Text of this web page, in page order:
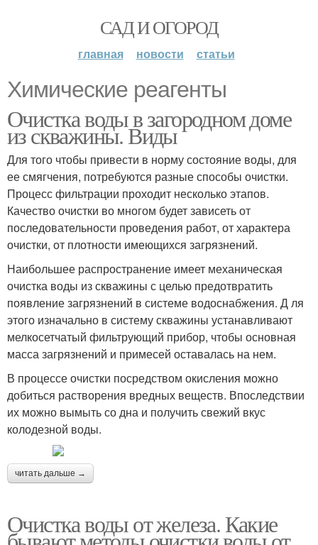
САД И ОГОРОД
главная новости статьи
Химические реагенты
Очистка воды в загородном доме
из скважины. Виды
Для того чтобы привести в норму состояние воды, для
ее смягчения, потребуются разные способы очистки.
Процесс фильтрации проходит несколько этапов.
Качество очистки во многом будет зависеть от
последовательности проведения работ, от характера
очистки, от плотности имеющихся загрязнений.
Наибольшее распространение имеет механическая
очистка воды из скважины с целью предотвратить
появление загрязнений в системе водоснабжения. Д ля
этого изначально в систему скважины устанавливают
мелкосетчатый фильтрующий прибор, чтобы основная
масса загрязнений и примесей оставалась на нем.
В процессе очистки посредством окисления можно
добиться растворения вредных веществ. Впоследствии
их можно вымыть со дна и получить свежий вкус
колодезной воды.
читать дальше →
Очистка воды от железа. Какие